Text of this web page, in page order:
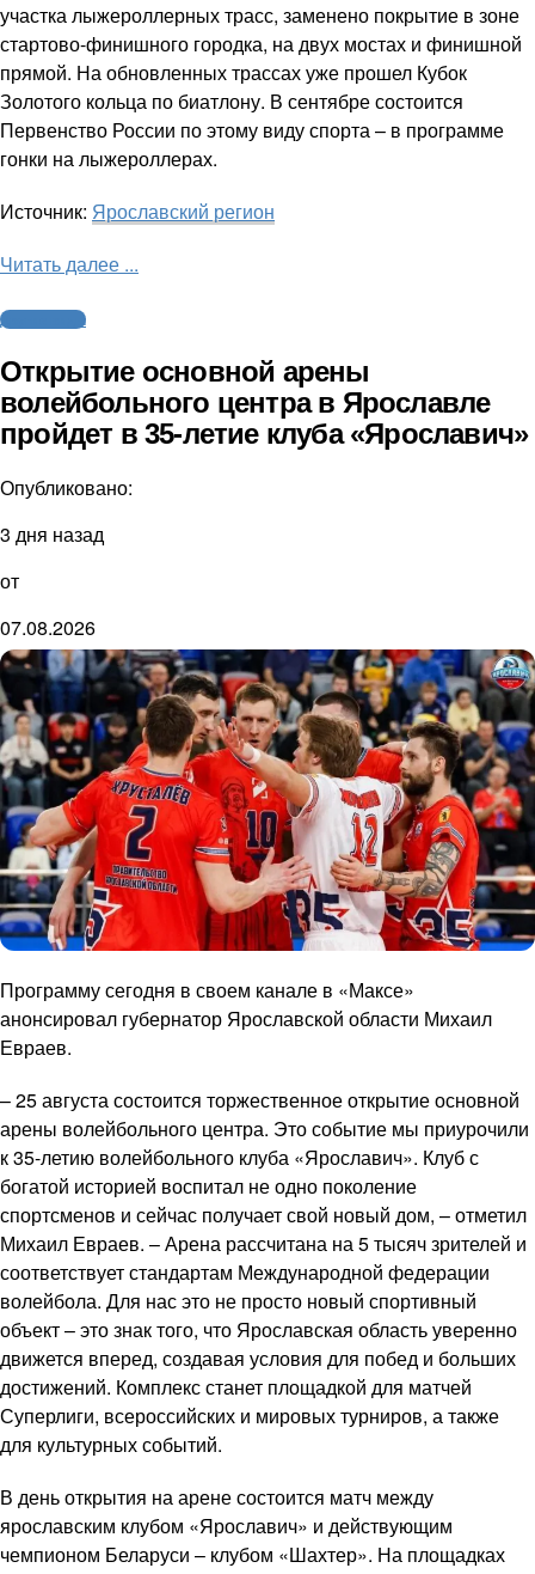
участка лыжероллерных трасс, заменено покрытие в зоне
стартово-финишного городка, на двух мостах и финишной
прямой. На обновленных трассах уже прошел Кубок
Золотого кольца по биатлону. В сентябре состоится
Первенство России по этому виду спорта – в программе
гонки на лыжероллерах.
Источник: Ярославский регион
Читать далее ...
Другие виды
Открытие основной арены
волейбольного центра в Ярославле
пройдет в 35-летие клуба «Ярославич»
Опубликовано:
3 дня назад
от
07.08.2026
Программу сегодня в своем канале в «Максе»
анонсировал губернатор Ярославской области Михаил
Евраев.
– 25 августа состоится торжественное открытие основной
арены волейбольного центра. Это событие мы приурочили
к 35-летию волейбольного клуба «Ярославич». Клуб с
богатой историей воспитал не одно поколение
спортсменов и сейчас получает свой новый дом, – отметил
Михаил Евраев. – Арена рассчитана на 5 тысяч зрителей и
соответствует стандартам Международной федерации
волейбола. Для нас это не просто новый спортивный
объект – это знак того, что Ярославская область уверенно
движется вперед, создавая условия для побед и больших
достижений. Комплекс станет площадкой для матчей
Суперлиги, всероссийских и мировых турниров, а также
для культурных событий.
В день открытия на арене состоится матч между
ярославским клубом «Ярославич» и действующим
чемпионом Беларуси – клубом «Шахтер». На площадках